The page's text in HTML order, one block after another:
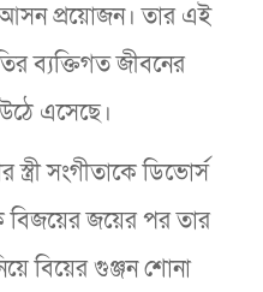
প্রয়োজন। তার এই
ব্যক্তিগত জীবনের
এসেছে।
সংগীতাকে ডিভোর্স
বিজয়ের জয়ের পর তার
বিয়ের গুঞ্জন শোনা